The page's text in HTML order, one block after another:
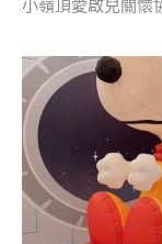
小嶺頂愛啟兒關懷